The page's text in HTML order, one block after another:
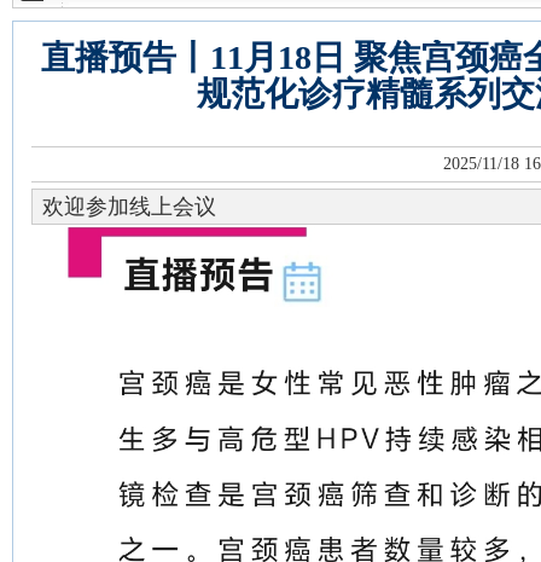
直播预告丨11月18日 聚焦宫颈癌
规范化诊疗精髓系列
2025/11/18
欢迎参加线上会议